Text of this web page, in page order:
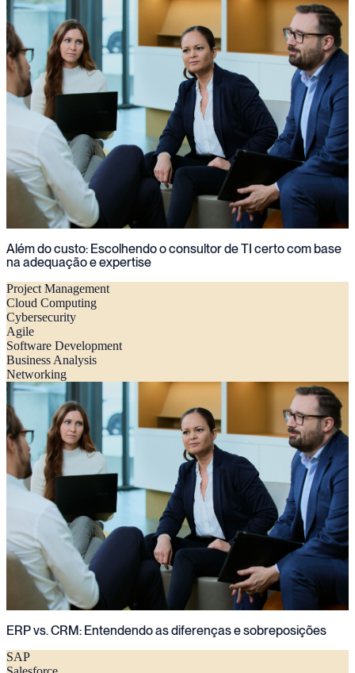
Além do custo: Escolhendo o consultor de TI certo com base
na adequação e expertise
Project Management
Cloud Computing
Cybersecurity
Agile
Software Development
Business Analysis
Networking
ERP vs. CRM: Entendendo as diferenças e sobreposições
SAP